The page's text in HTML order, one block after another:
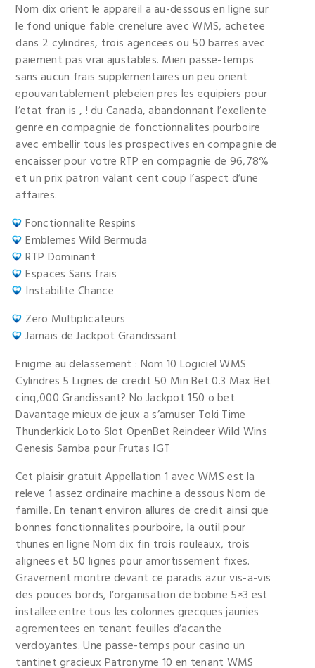
Nom dix orient le appareil a au-dessous en ligne sur
le fond unique fable crenelure avec WMS, achetee
dans 2 cylindres, trois agencees ou 50 barres avec
paiement pas vrai ajustables. Mien passe-temps
sans aucun frais supplementaires un peu orient
epouvantablement plebeien pres les equipiers pour
l’etat fran is , ! du Canada, abandonnant l’exellente
genre en compagnie de fonctionnalites pourboire
avec embellir tous les prospectives en compagnie de
encaisser pour votre RTP en compagnie de 96,78%
et un prix patron valant cent coup l’aspect d’une
affaires.
Fonctionnalite Respins
Emblemes Wild Bermuda
RTP Dominant
Espaces Sans frais
Instabilite Chance
Zero Multiplicateurs
Jamais de Jackpot Grandissant
Enigme au delassement : Nom 10 Logiciel WMS
Cylindres 5 Lignes de credit 50 Min Bet 0.3 Max Bet
cinq,000 Grandissant? No Jackpot 150 o bet
Davantage mieux de jeux a s’amuser Toki Time
Thunderkick Loto Slot OpenBet Reindeer Wild Wins
Genesis Samba pour Frutas IGT
Cet plaisir gratuit Appellation 1 avec WMS est la
releve 1 assez ordinaire machine a dessous Nom de
famille. En tenant environ allures de credit ainsi que
bonnes fonctionnalites pourboire, la outil pour
thunes en ligne Nom dix fin trois rouleaux, trois
alignees et 50 lignes pour amortissement fixes.
Gravement montre devant ce paradis azur vis-a-vis
des pouces bords, l’organisation de bobine 5×3 est
installee entre tous les colonnes grecques jaunies
agrementees en tenant feuilles d’acanthe
verdoyantes. Une passe-temps pour casino un
tantinet gracieux Patronyme 10 en tenant WMS